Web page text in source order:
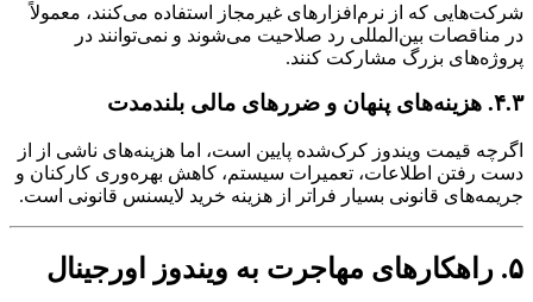
شرکت‌هایی که از نرم‌افزارهای غیرمجاز استفاده می‌کنند، معمولاً
در مناقصات بین‌المللی رد صلاحیت می‌شوند و نمی‌توانند در
پروژه‌های بزرگ مشارکت کنند.
۴.۳. هزینه‌های پنهان و ضررهای مالی بلندمدت
اگرچه قیمت ویندوز کرک‌شده پایین است، اما هزینه‌های ناشی از از
دست رفتن اطلاعات، تعمیرات سیستم، کاهش بهره‌وری کارکنان و
جریمه‌های قانونی بسیار فراتر از هزینه خرید لایسنس قانونی است.
۵. راهکارهای مهاجرت به ویندوز اورجینال